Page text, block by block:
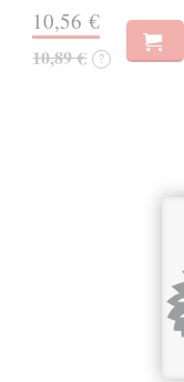
10,56 €
10,89 € ?